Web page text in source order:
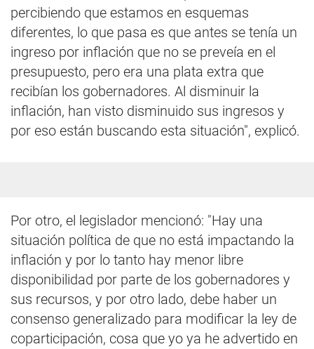
percibiendo que estamos en esquemas
diferentes, lo que pasa es que antes se tenía un
ingreso por inflación que no se preveía en el
presupuesto, pero era una plata extra que
recibían los gobernadores. Al disminuir la
inflación, han visto disminuido sus ingresos y
por eso están buscando esta situación", explicó.
Por otro, el legislador mencionó: "Hay una
situación política de que no está impactando la
inflación y por lo tanto hay menor libre
disponibilidad por parte de los gobernadores y
sus recursos, y por otro lado, debe haber un
consenso generalizado para modificar la ley de
coparticipación, cosa que yo ya he advertido en